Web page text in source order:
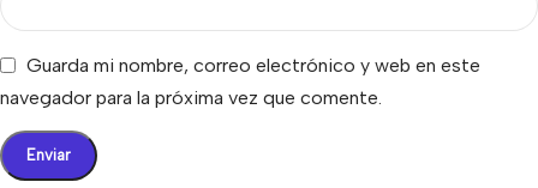
Guarda mi nombre, correo electrónico y web en este
navegador para la próxima vez que comente.